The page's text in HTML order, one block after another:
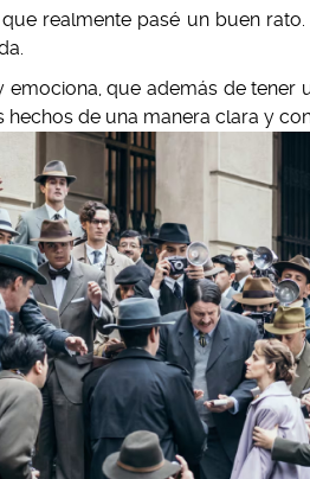
realmente pasé un buen
emociona, que además de
de una manera clara y